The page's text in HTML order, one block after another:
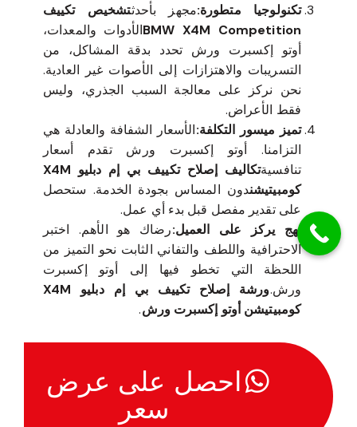
تكنولوجيا متطورة:مجهز بأحدثتشخيص تكييف
BMW X4M Competitionالأدوات والمعدات،
أوتو إكسبرت ورش تحدد بدقة المشاكل، من
التسريبات والاهتزازات إلى الأصوات غير العادية.
نحن نركز على معالجة السبب الجذري، وليس
فقط الأعراض.
تميز ميسور التكلفة:الأسعار الشفافة والعادلة هي
التزامنا. أوتو إكسبرت ورش تقدم أسعار
تنافسية
تكاليف إصلاح تكييف بي إم دبليو X4M
كومبيتيشندون المساس بجودة الخدمة. ستحصل
على تقدير مفصل قبل بدء أي عمل.
نهج يركز على العميل:رضاك هو الأهم. اختبر
الاحترافية واللطف والتفاني الثابت نحو التميز من
اللحظة التي تخطو فيها إلى أوتو إكسبرت
ورش.
ورشة إصلاح تكييف بي إم دبليو X4M
كومبيتيشن أوتو إكسبرت ورش.
احصل على عرض
سعر